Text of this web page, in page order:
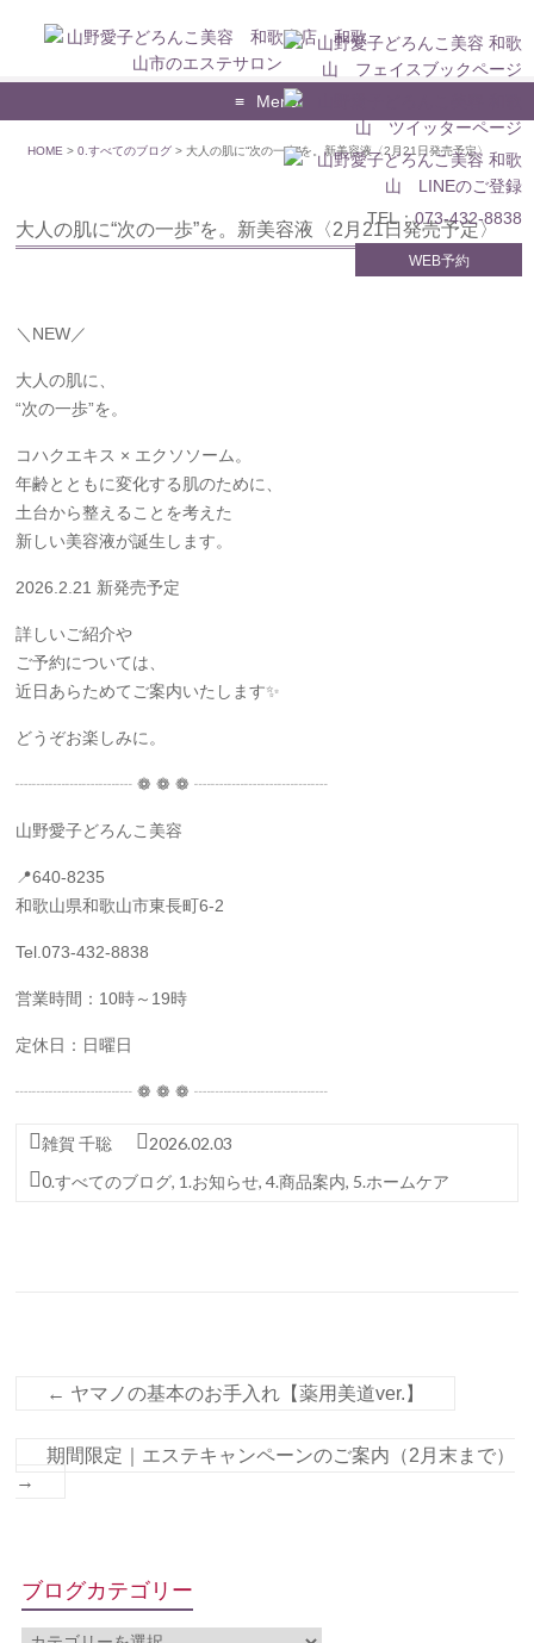
TEL：073-432-8838
WEB予約
Menu
HOME >0.すべてのブログ > 大人の肌に“次の一歩”を。新美容液〈2月21日発売予定〉
大人の肌に“次の一歩”を。新美容液〈2月21日発売予定〉
＼NEW／
大人の肌に、
“次の一歩”を。
コハクエキス × エクソソーム。
年齢とともに変化する肌のために、
土台から整えることを考えた
新しい美容液が誕生します。
2026.2.21 新発売予定
詳しいご紹介や
ご予約については、
近日あらためてご案内いたします✨
どうぞお楽しみに。
┈┈┈┈┈┈┈ ❁ ❁ ❁ ┈┈┈┈┈┈┈┈
山野愛子どろんこ美容
📍640-8235
和歌山県和歌山市東長町6-2
Tel.073-432-8838
営業時間：10時～19時
定休日：日曜日
┈┈┈┈┈┈┈ ❁ ❁ ❁ ┈┈┈┈┈┈┈┈
雑賀 千聡
2026.02.03
0.すべてのブログ, 1.お知らせ,4.商品案内, 5.ホームケア
← ヤマノの基本のお手入れ【薬用美道ver.】
期間限定｜エステキャンペーンのご案内（2月末まで）
→
ブログカテゴリー